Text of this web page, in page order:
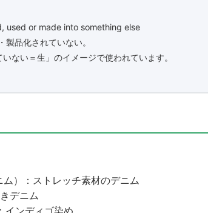
used or made into something else
品化されていない。
ない＝生」のイメージで使われています。
ム）：ストレッチ素材のデニム
デニム
インディゴ染め